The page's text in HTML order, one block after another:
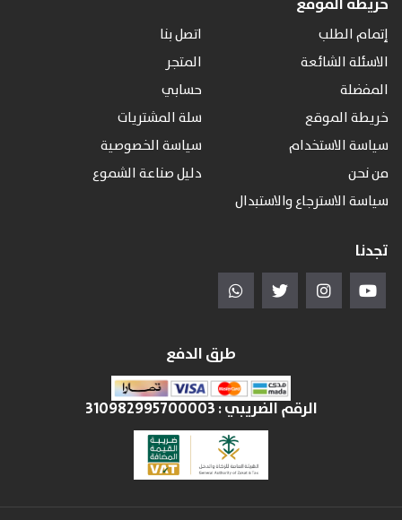
إتمام الطلب
اتصل بنا
الاسئلة الشائعة
المتجر
المفضلة
حسابي
خريطة الموقع
سلة المشتريات
سياسة الاستخدام
سياسة الخصوصية
من نحن
دليل صناعة الشموع
سياسة الاسترجاع والاستبدال
تجدنا
طرق الدفع
الرقم الضريبي :310982995700003